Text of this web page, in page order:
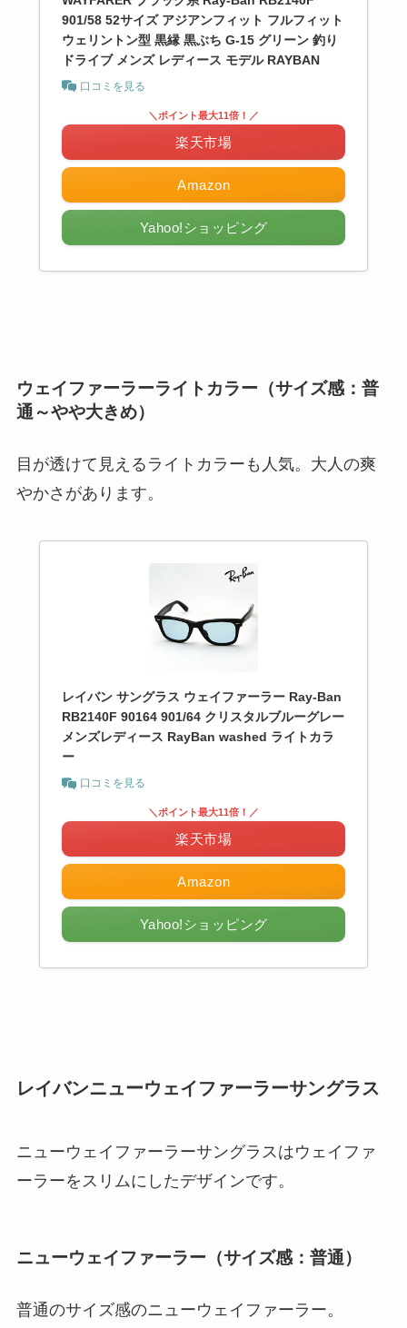
901/58 52サイズ アジアンフィット フルフィット
ウェリントン型 黒縁 黒ぶち G-15 グリーン 釣り
ドライブ メンズ レディース モデル RAYBAN
口コミを見る
Amazon
＼ポイント最大11倍！／
楽天市場
Yahoo!ショッピング
ウェイファーラーライトカラー（サイズ感：普
通～やや大きめ）
目が透けて見えるライトカラーも人気。大人の爽
やかさがあります。
レイバン サングラス ウェイファーラー Ray-Ban
RB2140F 90164 901/64 クリスタルブルーグレー
メンズレディース RayBan washed ライトカラ
ー
口コミを見る
Amazon
＼ポイント最大11倍！／
楽天市場
Yahoo!ショッピング
レイバンニューウェイファーラーサングラス
ニューウェイファーラーサングラスはウェイファ
ーラーをスリムにしたデザインです。
ニューウェイファーラー（サイズ感：普通）
普通のサイズ感のニューウェイファーラー。